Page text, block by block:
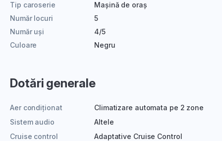
Tip caroserie
Mașină de oraș
Număr locuri
5
Număr uși
4/5
Culoare
Negru
Dotări generale
Aer condiționat
Climatizare automata pe 2 zone
Sistem audio
Altele
Cruise control
Adaptative Cruise Control